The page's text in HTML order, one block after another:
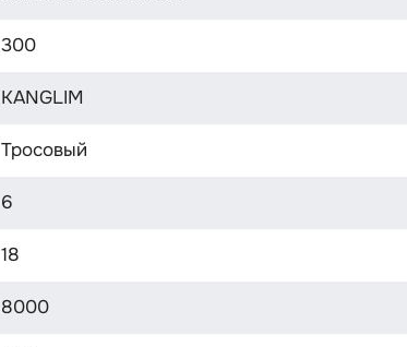
300
KANGLIM
Тросовый
6
18
8000